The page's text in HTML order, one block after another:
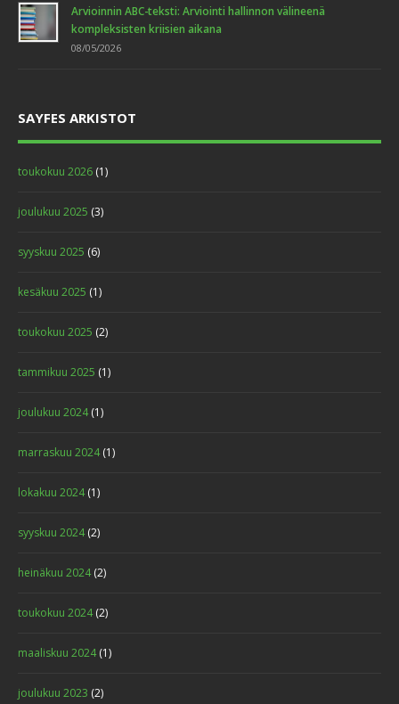
Arvioinnin ABC-teksti: Arviointi hallinnon välineenä
kompleksisten kriisien aikana
08/05/2026
SAYFES ARKISTOT
toukokuu 2026 (1)
joulukuu 2025 (3)
syyskuu 2025 (6)
kesäkuu 2025 (1)
toukokuu 2025 (2)
tammikuu 2025 (1)
joulukuu 2024(1)
marraskuu 2024(1)
lokakuu 2024(1)
syyskuu 2024(2)
heinäkuu 2024(2)
toukokuu 2024(2)
maaliskuu 2024(1)
joulukuu 2023 (2)